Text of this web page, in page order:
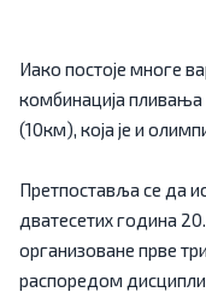
Иако постоје многе
комбинација
(10км), која је и
Претпоставља се да
дватесетих година
организоване прве
распоредом